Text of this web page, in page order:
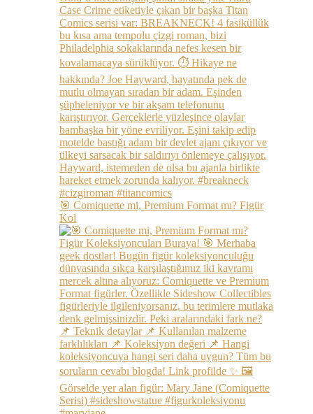
🎯 Comiquette mi, Premium Format mı? Figür
Kol